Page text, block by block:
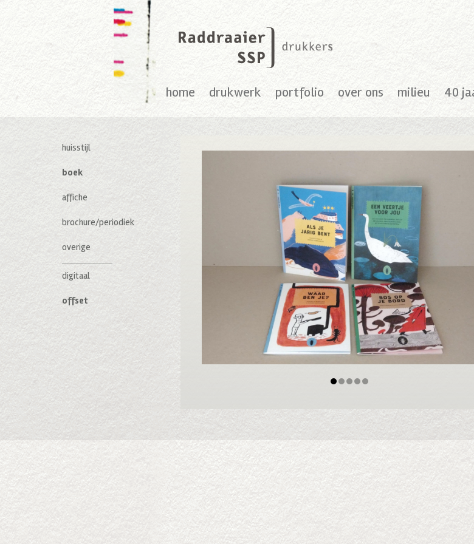
home drukwerk portfolio over ons milieu 40
huisstijl
boek
affiche
brochure/periodiek
overige
digitaal
offset